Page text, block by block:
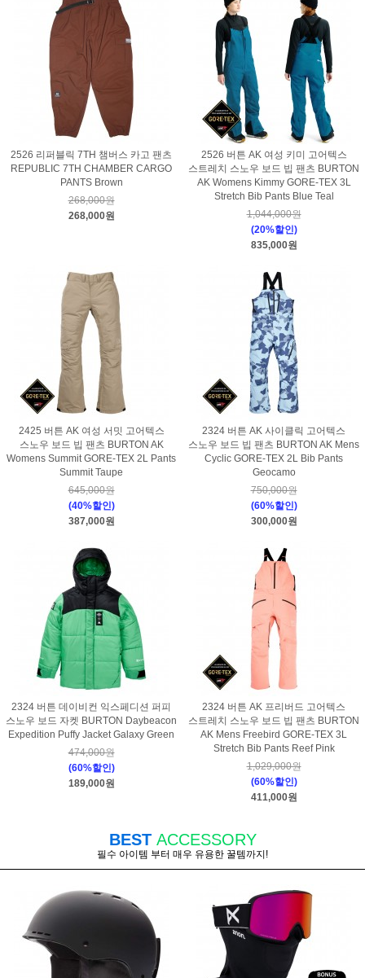
2526 리퍼블릭 7TH 챔버스 카고 팬츠
REPUBLIC 7TH CHAMBER CARGO
PANTS Brown
268,000원
268,000원
2526 버튼 AK 여성 키미 고어텍스
스트레치 스노우 보드 빕 팬츠 BURTON
AK Womens Kimmy GORE-TEX 3L
Stretch Bib Pants Blue Teal
1,044,000원
(20%할인)
835,000원
2425 버튼 AK 여성 서밋 고어텍스
스노우 보드 빕 팬츠 BURTON AK
Womens Summit GORE-TEX 2L Pants
Summit Taupe
645,000원
(40%할인)
387,000원
2324 버튼 AK 사이클릭 고어텍스
스노우 보드 빕 팬츠 BURTON AK Mens
Cyclic GORE-TEX 2L Bib Pants
Geocamo
750,000원
(60%할인)
300,000원
2324 버튼 데이비컨 익스페디션 퍼피
스노우 보드 자켓 BURTON Daybeacon
Expedition Puffy Jacket Galaxy Green
474,000원
(60%할인)
189,000원
2324 버튼 AK 프리버드 고어텍스
스트레치 스노우 보드 빕 팬츠 BURTON
AK Mens Freebird GORE-TEX 3L
Stretch Bib Pants Reef Pink
1,029,000원
(60%할인)
411,000원
BEST ACCESSORY
필수 아이템 부터 매우 유용한 꿀템까지!